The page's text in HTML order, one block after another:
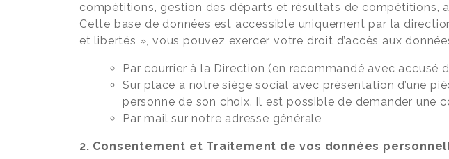
compétitions, gestion des départs et résultats de compétitions,
Cette base de données est accessible uniquement par la
et libertés », vous pouvez exercer votre droit d’accès aux
Par courrier à la Direction (en recommandé avec accusé
Sur place à notre siège social avec présentation d’une
personne de son choix. Il est possible de demander une
Par mail sur notre adresse générale
2. Consentement et Traitement de vos données